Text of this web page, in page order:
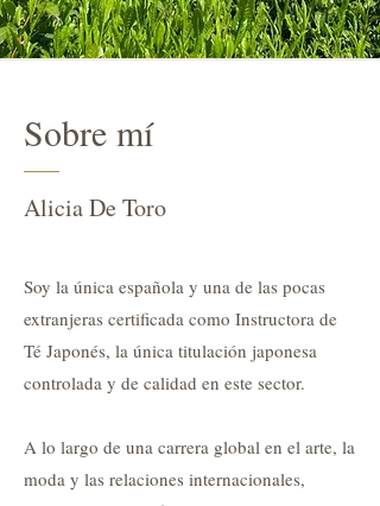
Sobre mí
Alicia De Toro
Soy la única española y una de las pocas
extranjeras certificada como Instructora de
Té Japonés, la única titulación japonesa
controlada y de calidad en este sector.
A lo largo de una carrera global en el arte, la
moda y las relaciones internacionales,